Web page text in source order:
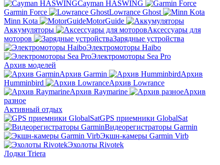
Cayman HASWING
Garmin Force
Lowrance Ghost
Minn Kota
MotorGuide
Аккумуляторы
Аксессуары для
моторов
Зарядные устройства
Электромоторы Haibo
Электромоторы Sea Pro
Архив моделей
Архив Garmin
Архив
Humminbird
Архив Lowrance
Архив Raymarine
Архив
разное
Активный отдых
GPS приемники GlobalSat
Видеорегистраторы Garmin
Экшн-камеры Garmin Virb
Эхолоты Rivotek
Лодки Triera